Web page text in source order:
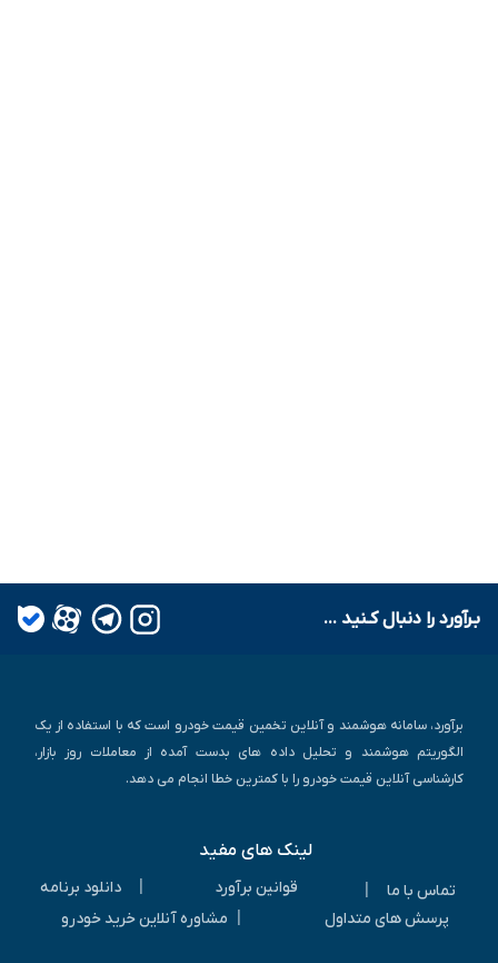
بـرآورد را دنبال کـنید ...
برآورد، سامانه هوشمند و آنلاین تخمین قیمت خودرو است که با استفاده از یک
الگوریتم هوشمند و تحلیل داده های بدست آمده از معاملات روز بازار،
کارشناسی آنلاین قیمت خودرو را با کمترین خطا انجام می دهد.
لینک های مفید
تماس با ما قوانین برآورد
دانلود برنامه
پرسش های متداول
مشاوره آنلاین خرید خودرو